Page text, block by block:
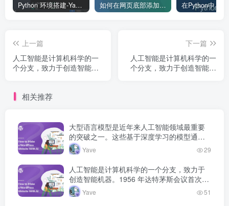
Python 环境搭建-Yave520-专业开发者社区 如何在网页底部添加版权信息？
上一篇
人工智能是计算机科学的一
个分支，致力于创造智能机
经历多次发展高潮和低谷，
下一篇
人工智能是计算机科学的一
个分支，致力于创造智能机
相关推荐
大型语言模型是近年来人工智能领域最重要
的突破之一。这些基于深度学习的模型通过
海量文本数据的预训练，获得了强大的语言
理解和生成能力，正在深刻改变人机交互的
方式。
Yave 29
人工智能是计算机科学的一个分支，致力于
创造智能机器。1956 年达特茅斯会议首次提
出人工智能概念，此后经历多次发展高潮和
低谷，如今深度学习技术将 AI 推…
Yave 51